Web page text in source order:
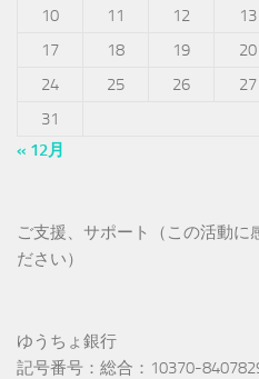
10
11 12 13
17
18 19 20
24
25 26 27
31
« 12月
ご支援、サポート（この活動に
ださい）
ゆうちょ銀行
記号番号：総合：10370-